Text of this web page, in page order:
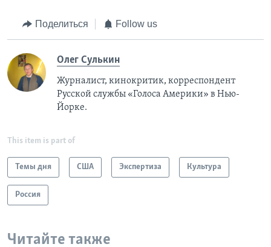
Поделиться Follow us
Олег Сулькин
Журналист, кинокритик, корреспондент
Русской службы «Голоса Америки» в Нью-
Йорке.
This item is part of
Темы дня США Экспертиза Культура
Россия
Читайте также